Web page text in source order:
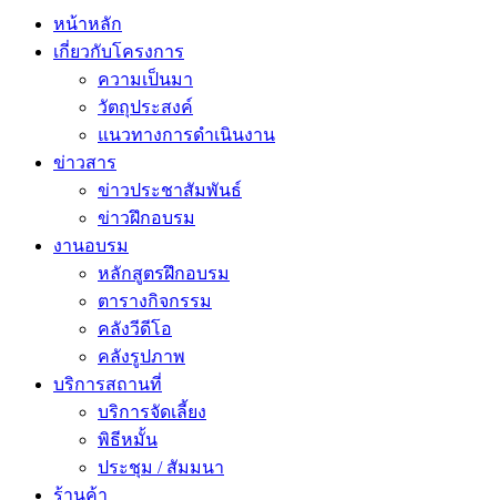
หน้าหลัก
เกี่ยวกับโครงการ
ความเป็นมา
วัตถุประสงค์
แนวทางการดำเนินงาน
ข่าวสาร
ข่าวประชาสัมพันธ์
ข่าวฝึกอบรม
งานอบรม
หลักสูตรฝึกอบรม
ตารางกิจกรรม
คลังวีดีโอ
คลังรูปภาพ
บริการสถานที่
บริการจัดเลี้ยง
พิธีหมั้น
ประชุม / สัมมนา
ร้านค้า